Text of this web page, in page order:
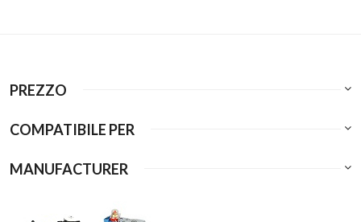
PREZZO
COMPATIBILE PER
MANUFACTURER